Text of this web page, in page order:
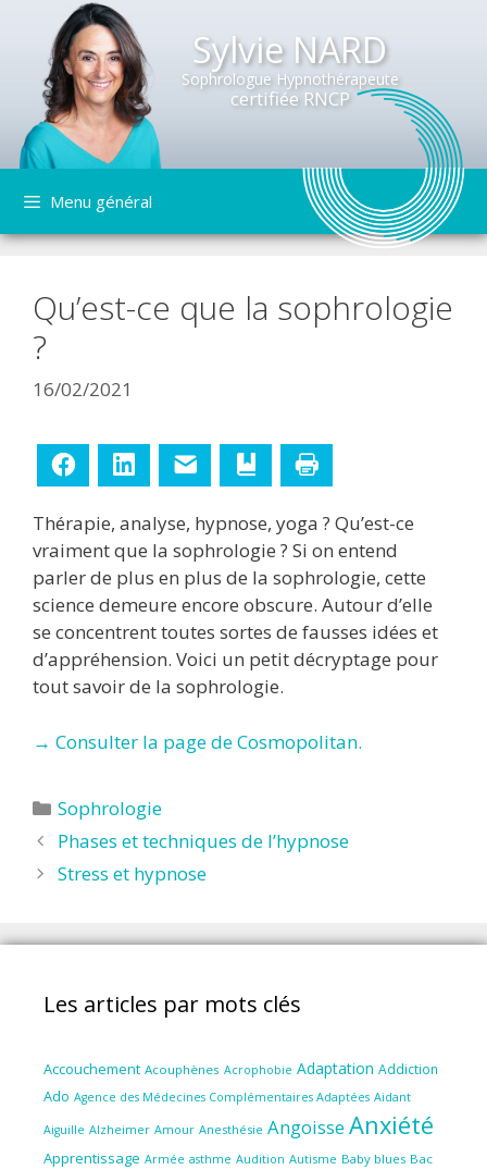
Sylvie NARD
Sophrologue Hypnothérapeute
certifiée RNCP
contenu
Menu général
Qu’est-ce que la sophrologie
?
16/02/2021
Facebook LinkedIn Ajouter aux favoris
Thérapie, analyse, hypnose, yoga ? Qu’est-ce
vraiment que la sophrologie ? Si on entend
parler de plus en plus de la sophrologie, cette
science demeure encore obscure. Autour d’elle
se concentrent toutes sortes de fausses idées et
d’appréhension. Voici un petit décryptage pour
tout savoir de la sophrologie.
→ Consulter la page de Cosmopolitan.
Catégories
Sophrologie
Phases et techniques de l’hypnose
Stress et hypnose
Les articles par mots clés
Accouchement Acouphènes Acrophobie Adaptation Addiction
Ado Agence des Médecines Complémentaires Adaptées Aidant
Aiguille Alzheimer Amour Anesthésie Angoisse Anxiété
Apprentissage Armée asthme Audition Autisme Baby blues Bac